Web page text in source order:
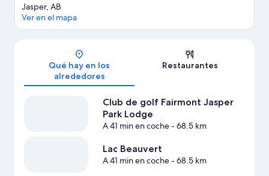
Jasper, AB
Ver en el mapa
Qué hay en los
alrededores
Restaurantes
Club de golf Fairmont Jasper
Park Lodge
A 41 min en coche- 68.5 km
Lac Beauvert
A 41 min en coche- 68.5 km